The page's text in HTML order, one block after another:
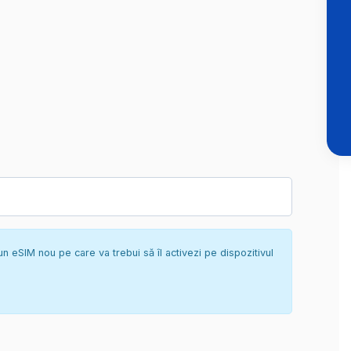
eSIM nou pe care va trebui să îl activezi pe dispozitivul